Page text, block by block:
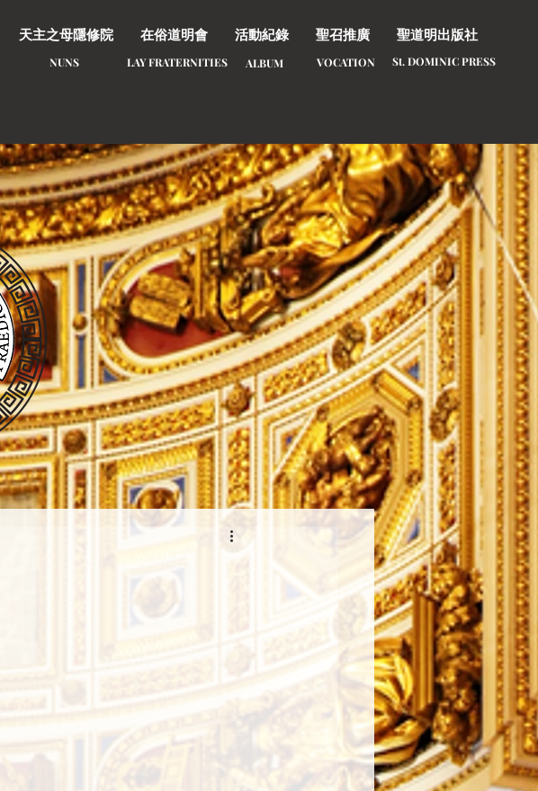
天主之母隱修院 在俗道明會 活動紀錄 聖召推廣 聖道明出版社
NUNS ​LAY FRATERNITIES ALBUM ​VOCATION St. DOMINIC PRESS